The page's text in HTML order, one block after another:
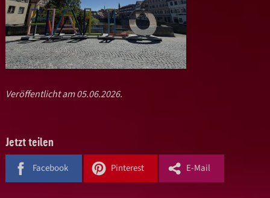
Veröffentlicht am 05.06.2026.
Jetzt teilen
Facebook Pinterest E-Mail